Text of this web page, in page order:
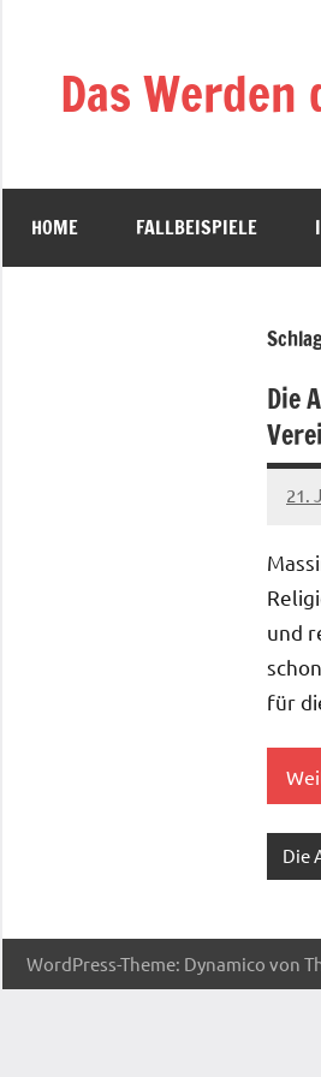
springenDas
HOME FALLBEISPIELE
Die
21.
und
für
Die
WordPress-Theme: Dynamico von